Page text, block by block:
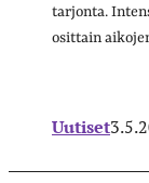
tarjonta.
osittain
Uutiset